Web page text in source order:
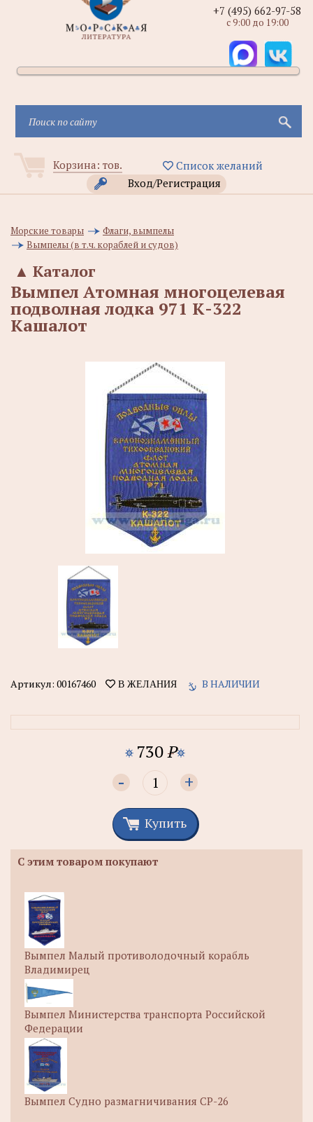
Корзина: тов.
Список желаний
Вход/Регистрация
+7 (495) 662-97-58
с 9:00 до 19:00
Морские товары
Флаги, вымпелы
Вымпелы (в т.ч. кораблей и судов)
Каталог
▲
Вымпел Атомная многоцелевая
подволная лодка 971 К-322
Кашалот
Артикул: 00167460 В ЖЕЛАНИЯ В НАЛИЧИИ
730P
- +
Купить
С этим товаром покупают
Вымпел Малый противолодочный корабль
Владимирец
Вымпел Министерства транспорта Российской
Федерации
Вымпел Судно размагничивания СР-26